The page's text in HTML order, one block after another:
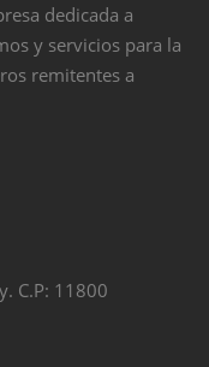
dedicada a
y servicios para la
remitentes a
C.P: 11800